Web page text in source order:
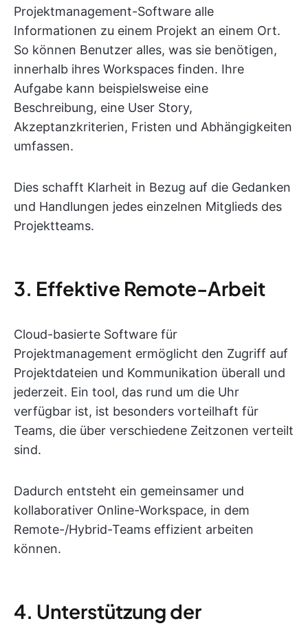
Projektmanagement-Software alle
Informationen zu einem Projekt an einem Ort.
So können Benutzer alles, was sie benötigen,
innerhalb ihres Workspaces finden. Ihre
Aufgabe kann beispielsweise eine
Beschreibung, eine User Story,
Akzeptanzkriterien, Fristen und Abhängigkeiten
umfassen.
Dies schafft Klarheit in Bezug auf die Gedanken
und Handlungen jedes einzelnen Mitglieds des
Projektteams.
3. Effektive Remote-Arbeit
Cloud-basierte Software für
Projektmanagement ermöglicht den Zugriff auf
Projektdateien und Kommunikation überall und
jederzeit. Ein tool, das rund um die Uhr
verfügbar ist, ist besonders vorteilhaft für
Teams, die über verschiedene Zeitzonen verteilt
sind.
Dadurch entsteht ein gemeinsamer und
kollaborativer Online-Workspace, in dem
Remote-/Hybrid-Teams effizient arbeiten
können.
4. Unterstützung der